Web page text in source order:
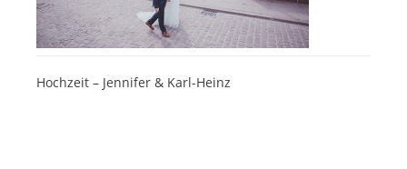
Hochzeit – Jennifer & Karl-Heinz